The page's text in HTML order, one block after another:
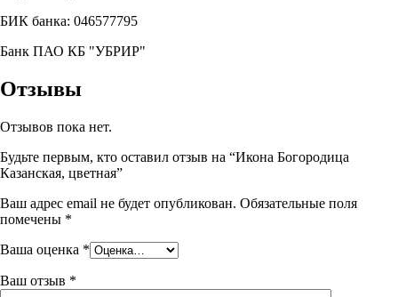
БИК банка: 046577795
Банк ПАО КБ "УБРИР"
Отзывы
Отзывов пока нет.
Будьте первым, кто оставил отзыв на “Икона Богородица
Казанская, цветная”
Ваш адрес email не будет опубликован. Обязательные поля
помечены *
Ваша оценка *
Ваш отзыв *